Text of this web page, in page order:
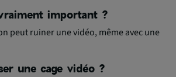
important ?
peut ruiner une vidéo, même avec une
une cage vidéo ?